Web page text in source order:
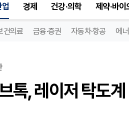
경제 건강·의학 제약·바이
건의료 금융·증권 자동차·항공 에
톡, 레이저 탁도